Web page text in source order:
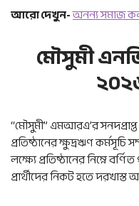
আরো দেখুন-অনন্য সমাজ
মৌসুমী
“মৌসুমী” এমআরএ’র
প্রতিষ্ঠানের ক্ষুদ্রঋণ কর্মসূচি
লক্ষ্যে প্রতিষ্ঠানের নিম্নে
প্রার্থীদের নিকট হতে দরখাস্ত